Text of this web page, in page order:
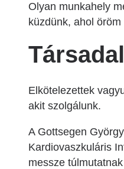
Olyan munkahely
küzdünk, ahol öröm
Elkötelezettek
akit szolgálunk.
A Gottsegen
Kardiovaszkuláris
messze